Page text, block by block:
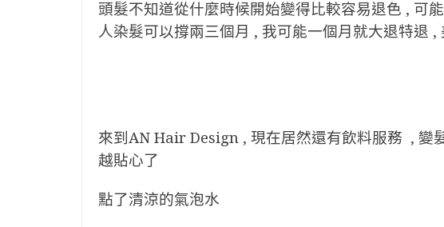
頭髮不知道從什麼時候開始變得比較容易退色 , 可
人染髮可以撐兩三個月 , 我可能一個月就大退特退 ,
來到AN Hair Design , 現在居然還有飲料服務 , 變
越貼心了
點了清涼的氣泡水